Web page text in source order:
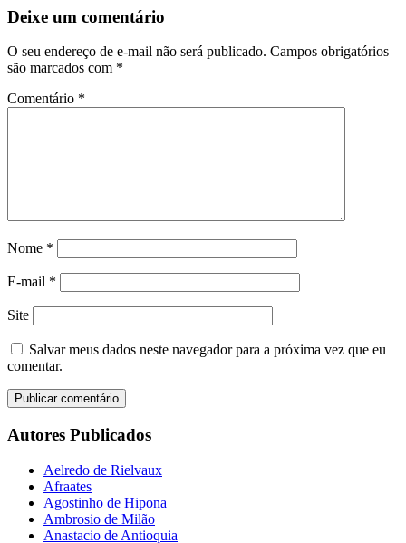
Deixe um comentário
O seu endereço de e-mail não será publicado. Campos obrigatórios
são marcados com *
Comentário *
Nome *
E-mail *
Site
Salvar meus dados neste navegador para a próxima vez que eu
comentar.
Autores Publicados
Aelredo de Rielvaux
Afraates
Agostinho de Hipona
Ambrosio de Milão
Anastacio de Antioquia